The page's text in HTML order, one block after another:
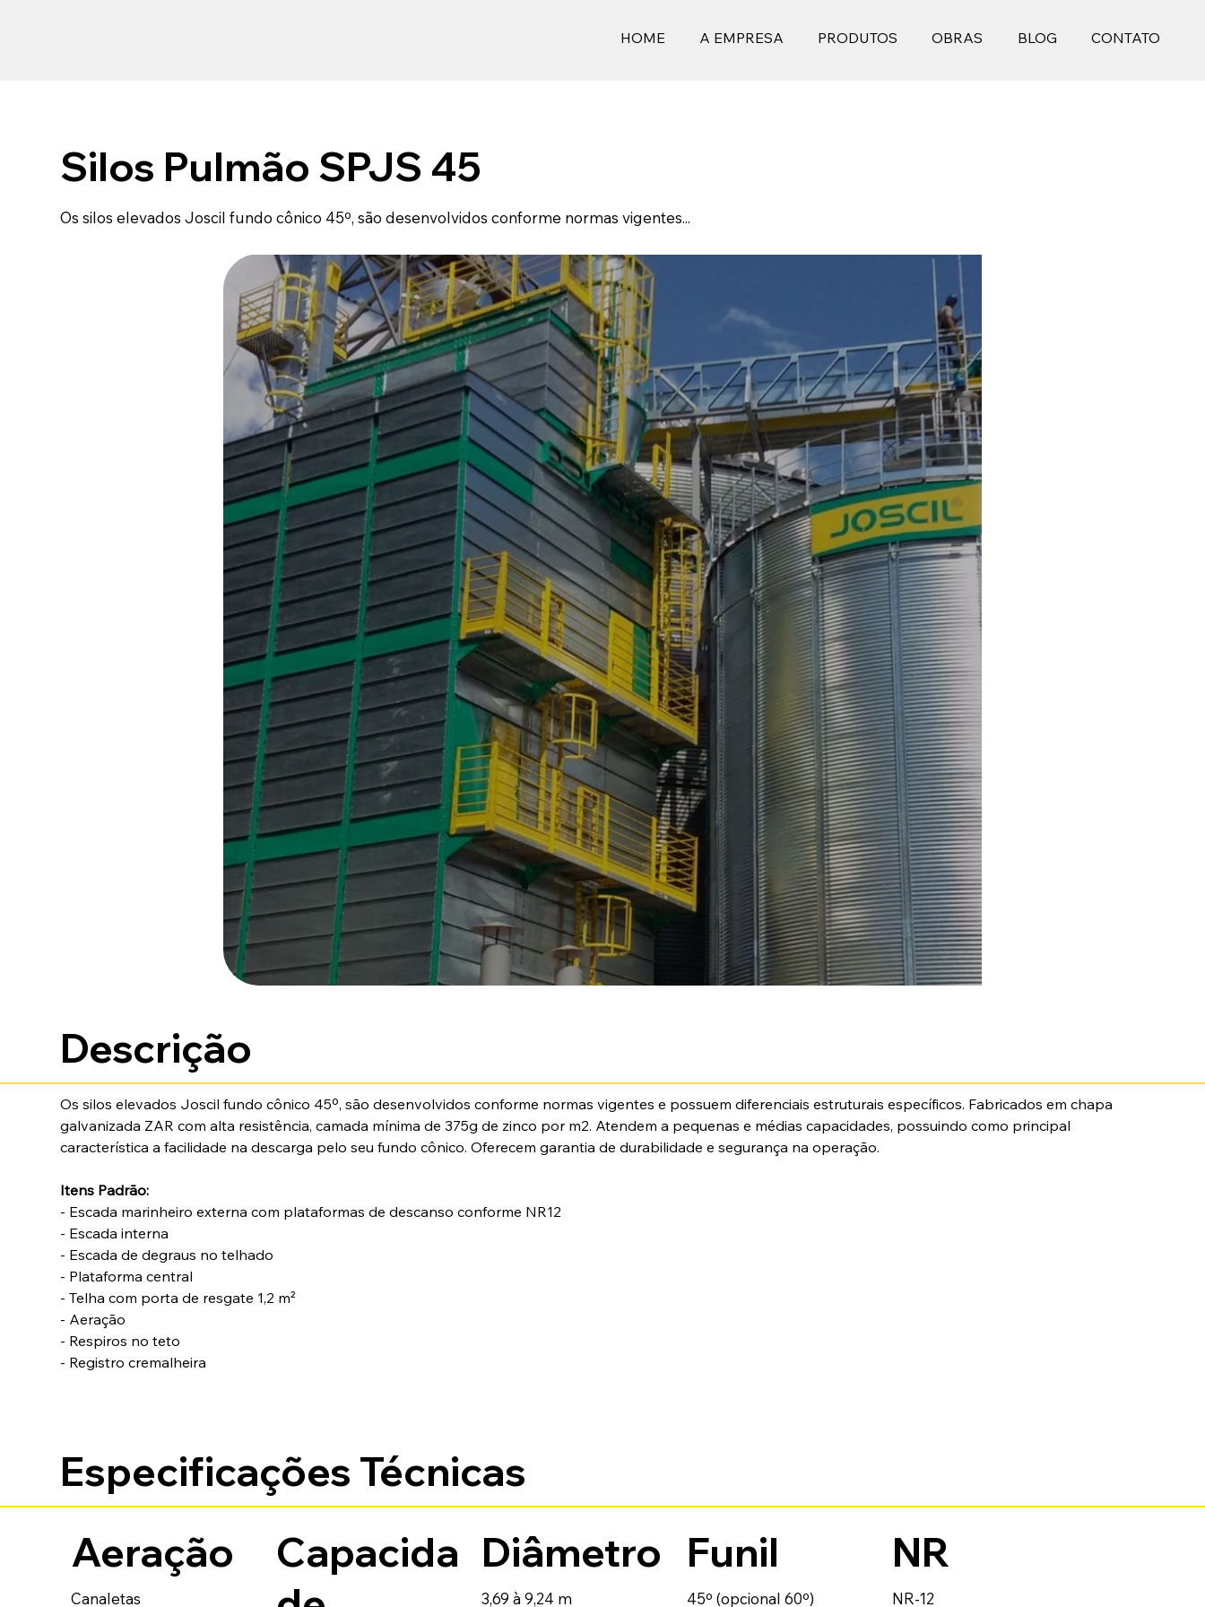
HOME A EMPRESA PRODUTOS OBRAS BLOG CONTATO
Silos Pulmão SPJS 45
Os silos elevados Joscil fundo cônico 45º, são desenvolvidos conforme normas vigentes...
Descrição
Os silos elevados Joscil fundo cônico 45º, são desenvolvidos conforme normas vigentes e possuem diferenciais estruturais específicos. Fabricados em chapa
galvanizada ZAR com alta resistência, camada mínima de 375g de zinco por m2. Atendem a pequenas e médias capacidades, possuindo como principal
característica a facilidade na descarga pelo seu fundo cônico. Oferecem garantia de durabilidade e segurança na operação.
Itens Padrão:
- Escada marinheiro externa com plataformas de descanso conforme NR12
- Escada interna
- Escada de degraus no telhado
- Plataforma central
- Telha com porta de resgate 1,2 m²
- Aeração
- Respiros no teto
- Registro cremalheira
Especificações Técnicas
Aeração
Canaletas
Capacida Diâmetro
3,69 à 9,24 m
Funil
45º (opcional 60º)
NR
NR-12